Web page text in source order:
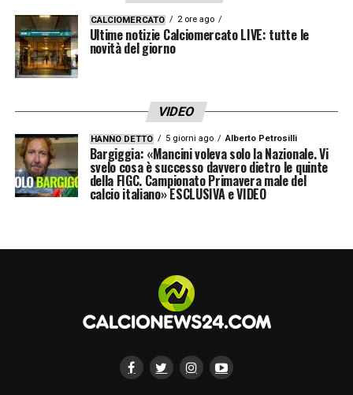
CALCIOMERCATO 2 ore ago
Ultime notizie Calciomercato LIVE: tutte le
novità del giorno
VIDEO
HANNO DETTO 5 giorni ago Alberto Petrosilli
Bargiggia: «Mancini voleva solo la Nazionale. Vi
svelo cosa è successo davvero dietro le quinte
della FIGC. Campionato Primavera male del
calcio italiano» ESCLUSIVA e VIDEO